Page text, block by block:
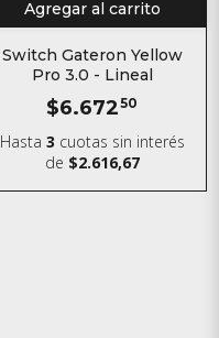
Agregar al carrito
Switch Gateron Yellow
Pro 3.0 - Lineal
$6.67250
Hasta 3 cuotas sin interés
de $2.616,67